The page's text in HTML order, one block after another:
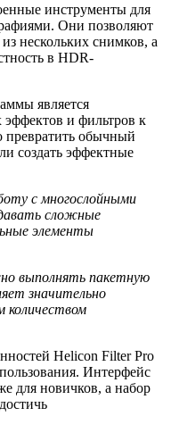
инструменты для
Они позволяют
нескольких снимков, а
в HDR-
является
эффектов и фильтров к
обычный
создать эффектные
с многослойными
сложные
элементы
выполнять пакетную
значительно
количеством
Helicon Filter Pro
Интерфейс
для новичков, а набор